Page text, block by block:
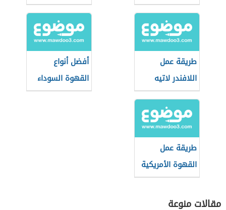
طريقة عمل
اللافندر لاتيه
أفضل أنواع
القهوة السوداء
طريقة عمل
القهوة الأمريكية
في البيت
مقالات منوعة